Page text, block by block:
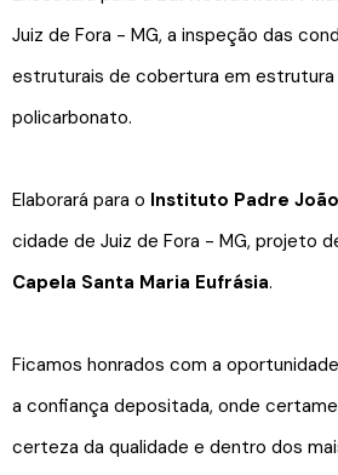
Juiz de Fora - MG, a inspeção das
estruturais de cobertura em
policarbonato.
Elaborará para o Instituto Padre
cidade de Juiz de Fora - MG, projeto
Capela Santa Maria Eufrásia.
Ficamos honrados com a
a confiança depositada, onde
certeza da qualidade e dentro dos